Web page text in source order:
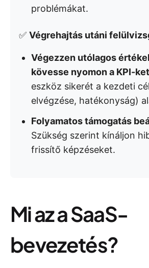
problémákat.
✅ Végrehajtás utáni
Végezzen utólagos
kövesse nyomon a KPI-ket
eszköz sikerét a kezdeti
elvégzése, hatékonyság)
Folyamatos támogatás
Szükség szerint kínáljon
frissítő képzéseket.
Mi az a SaaS-
bevezetés?